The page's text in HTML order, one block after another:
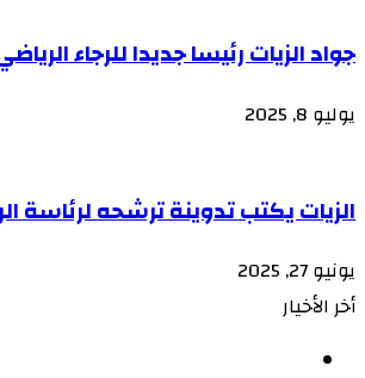
جواد الزيات رئيسا جديدا للرجاء
يوليو 8, 2025
الزيات يكتب تدوينة ترشحه لرئاسة
يونيو 27, 2025
أخر الأخيار